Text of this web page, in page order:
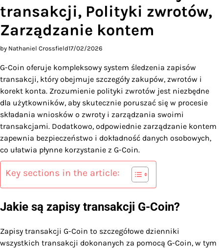
transakcji, Polityki zwrotów,
Zarządzanie kontem
by Nathaniel Crossfield17/02/2026
G-Coin oferuje kompleksowy system śledzenia zapisów
transakcji, który obejmuje szczegóły zakupów, zwrotów i
korekt konta. Zrozumienie polityki zwrotów jest niezbędne
dla użytkowników, aby skutecznie poruszać się w procesie
składania wniosków o zwroty i zarządzania swoimi
transakcjami. Dodatkowo, odpowiednie zarządzanie kontem
zapewnia bezpieczeństwo i dokładność danych osobowych,
co ułatwia płynne korzystanie z G-Coin.
Key sections in the article:
Jakie są zapisy transakcji G-Coin?
Zapisy transakcji G-Coin to szczegółowe dzienniki
wszystkich transakcji dokonanych za pomocą G-Coin, w tym